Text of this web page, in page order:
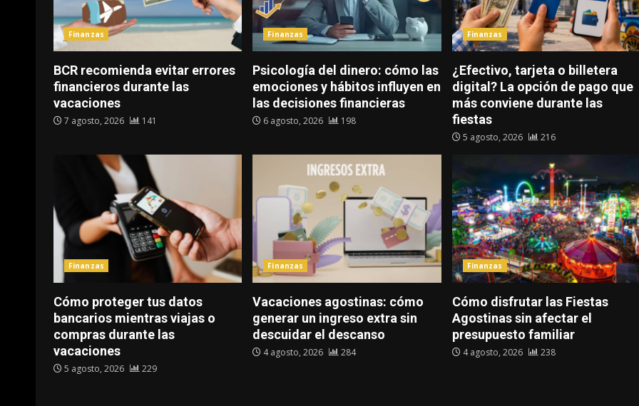
Finanzas
BCR recomienda evitar errores
financieros durante las
vacaciones
7 agosto, 2026 141
Finanzas
Psicología del dinero: cómo las
emociones y hábitos influyen en
las decisiones financieras
6 agosto, 2026 198
Finanzas
¿Efectivo, tarjeta o billetera
digital? La opción de pago que
más conviene durante las
fiestas
5 agosto, 2026 216
Finanzas
Cómo proteger tus datos
bancarios mientras viajas o
compras durante las
vacaciones
5 agosto, 2026 229
Finanzas
Vacaciones agostinas: cómo
generar un ingreso extra sin
descuidar el descanso
4 agosto, 2026 284
Finanzas
Cómo disfrutar las Fiestas
Agostinas sin afectar el
presupuesto familiar
4 agosto, 2026 238